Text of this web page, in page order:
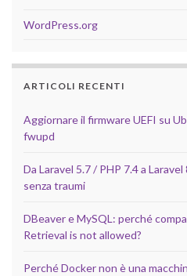
WordPress.org
ARTICOLI RECENTI
Aggiornare il firmware UEFI su
fwupd
Da Laravel 5.7 / PHP 7.4 a
senza traumi
DBeaver e MySQL: perché
Retrieval is not allowed?
Perché Docker non è una